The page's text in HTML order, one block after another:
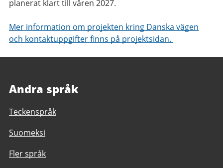
planerat klart till våren 2027.
Mer information om projekten kring Danska vägen
och kontaktuppgifter finns på projektsidan.
Andra språk
Teckenspråk
Suomeksi
Fler språk